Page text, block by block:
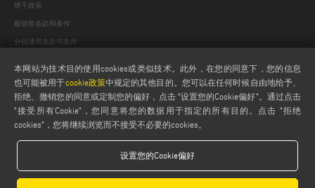
饼干政策
般销售条款和条件
分销通用条款与条件
Emmegi S.p.a. - Via Archimede, 10 - 41019 - Limidi di Soliera (MO) - ITALY -
tel +39 059 895411- P.Iva/C.Fisc 01978870366
本网站为技术目的使用cookies或类似技术。此外，在您的同意下，您的信息
也可能被用于cookie政策中规定的其他目的。您可以在任何时候自由地给予、
拒绝、撤销您的同意或定制您的偏好，点击 "设置您的Cookie偏好"。通过点击
"接受所有Cookie"，您同意将您的数据用于指定的所有目的。点击 "拒绝
cookies"，您将继续浏览而不接受不必要的cookies。
设置您的Cookie偏好